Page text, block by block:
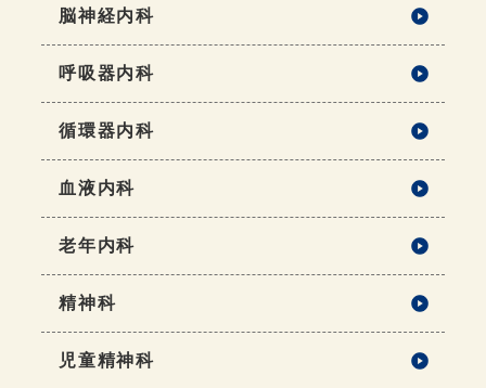
脳神経内科
呼吸器内科
循環器内科
血液内科
老年内科
精神科
児童精神科